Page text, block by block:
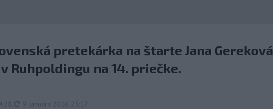
pretekárka na štarte Jana Gereková
Ruhpoldingu na 14. priečke.
aktualizované
9. januára 2016 23:17